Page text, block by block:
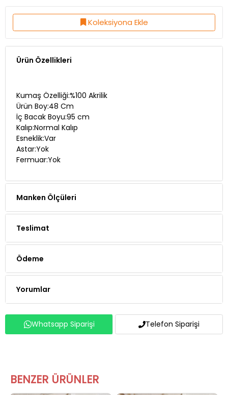
Koleksiyona Ekle
Ürün Özellikleri
Ürün Boy:48 Cm
İç Bacak Boyu:95 cm
Kalıp:Normal Kalıp
Esneklik:Var
Astar:Yok
Fermuar:Yok
Manken Ölçüleri
Teslimat
Ödeme
Yorumlar